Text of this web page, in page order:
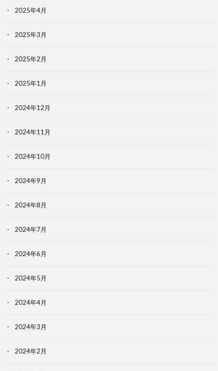
2025年4月
2025年3月
2025年2月
2025年1月
2024年12月
2024年11月
2024年10月
2024年9月
2024年8月
2024年7月
2024年6月
2024年5月
2024年4月
2024年3月
2024年2月